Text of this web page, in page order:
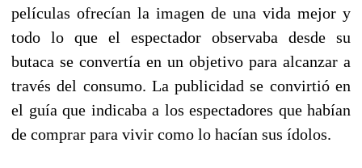
películas ofrecían la imagen de una vida mejor y
todo lo que el espectador observaba desde su
butaca se convertía en un objetivo para alcanzar a
través del consumo. La publicidad se convirtió en
el guía que indicaba a los espectadores que habían
de comprar para vivir como lo hacían sus ídolos.